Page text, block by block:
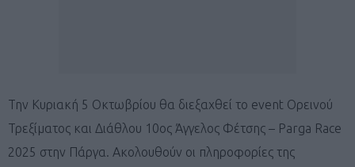
Την Κυριακή 5 Οκτωβρίου θα διεξαχθεί το event Ορεινού
Τρεξίματος και Διάθλου 10ος Άγγελος Φέτσης – Parga Race
2025 στην Πάργα. Ακολουθούν οι πληροφορίες της